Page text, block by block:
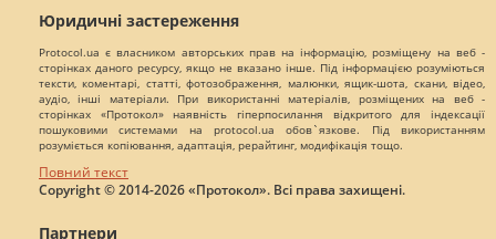
Юридичні застереження
Protocol.ua є власником авторських прав на інформацію, розміщену на веб -
сторінках даного ресурсу, якщо не вказано інше. Під інформацією розуміються
тексти, коментарі, статті, фотозображення, малюнки, ящик-шота, скани, відео,
аудіо, інші матеріали. При використанні матеріалів, розміщених на веб -
сторінках «Протокол» наявність гіперпосилання відкритого для індексації
пошуковими системами на protocol.ua обов`язкове. Під використанням
розуміється копіювання, адаптація, рерайтинг, модифікація тощо.
Повний текст
Copyright © 2014-2026 «Протокол». Всі права захищені.
Партнери